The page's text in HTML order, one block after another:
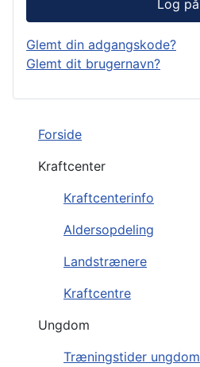
Forside
Kraftcenter
Kraftcenterinfo
Aldersopdeling
Landstrænere
Kraftcentre
Ungdom
Træningstider ungdom
Log på
Glemt din adgangskode?
Glemt dit brugernavn?